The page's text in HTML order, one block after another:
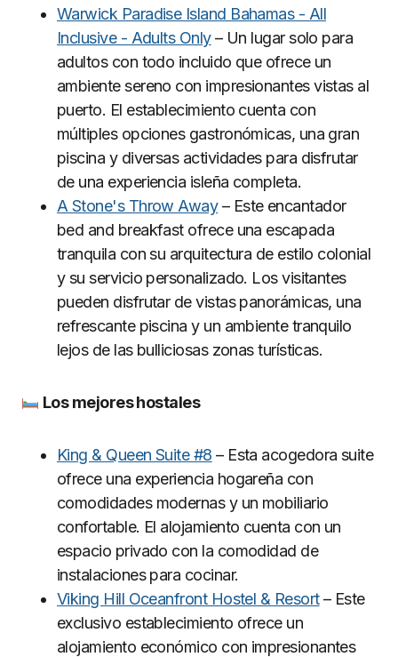
Warwick Paradise Island Bahamas - All
Inclusive - Adults Only– Un lugar solo para
adultos con todo incluido que ofrece un
ambiente sereno con impresionantes vistas al
puerto. El establecimiento cuenta con
múltiples opciones gastronómicas, una gran
piscina y diversas actividades para disfrutar
de una experiencia isleña completa.
A Stone's Throw Away– Este encantador
bed and breakfast ofrece una escapada
tranquila con su arquitectura de estilo colonial
y su servicio personalizado. Los visitantes
pueden disfrutar de vistas panorámicas, una
refrescante piscina y un ambiente tranquilo
lejos de las bulliciosas zonas turísticas.
Los mejores hostales
King & Queen Suite #8 – Esta acogedora suite
ofrece una experiencia hogareña con
comodidades modernas y un mobiliario
confortable. El alojamiento cuenta con un
espacio privado con la comodidad de
instalaciones para cocinar.
Viking Hill Oceanfront Hostel & Resort– Este
exclusivo establecimiento ofrece un
alojamiento económico con impresionantes